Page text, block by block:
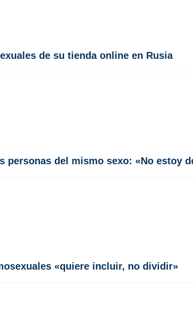
de su tienda online en Rusia
personas del mismo sexo: «No estoy
«quiere incluir, no dividir»